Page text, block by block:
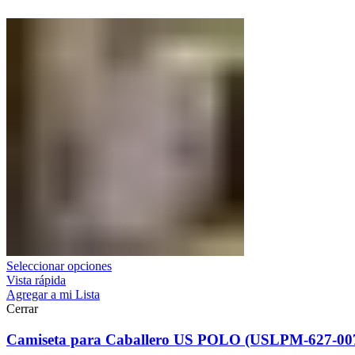
Seleccionar opciones
Vista rápida
Agregar a mi Lista
Cerrar
Camiseta para Caballero US POLO (USLPM-627-